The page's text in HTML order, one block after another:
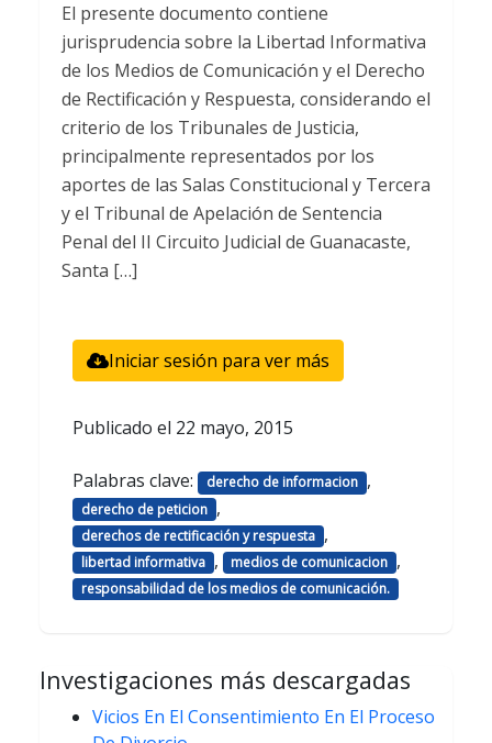
El presente documento contiene
jurisprudencia sobre la Libertad Informativa
de los Medios de Comunicación y el Derecho
de Rectificación y Respuesta, considerando el
criterio de los Tribunales de Justicia,
principalmente representados por los
aportes de las Salas Constitucional y Tercera
y el Tribunal de Apelación de Sentencia
Penal del II Circuito Judicial de Guanacaste,
Santa […]
Iniciar sesión para ver más
Publicado el 22 mayo, 2015
Palabras clave: derecho de informacion ,
derecho de peticion ,
derechos de rectificación y respuesta ,
libertad informativa , medios de comunicacion ,
responsabilidad de los medios de comunicación.
Investigaciones más descargadas
Vicios En El Consentimiento En El Proceso